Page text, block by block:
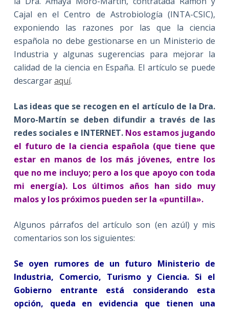
Cajal en el Centro de Astrobiología (INTA-CSIC),
exponiendo las razones por las que la ciencia
española no debe gestionarse en un Ministerio de
Industria y algunas sugerencias para mejorar la
calidad de la ciencia en España. El artículo se puede
descargaraquí.
Las ideas que se recogen en el artículo de la Dra.
Moro-Martín se deben difundir a través de las
redes sociales e INTERNET. Nos estamos jugando
el futuro de la ciencia española (que tiene que
estar en manos de los más jóvenes, entre los
que no me incluyo; pero a los que apoyo con toda
mi energía). Los últimos años han sido muy
malos y los próximos pueden ser la «puntilla».
Algunos párrafos del artículo son (en azúl) y mis
comentarios son los siguientes:
Se oyen rumores de un futuro Ministerio de
Industria, Comercio, Turismo y Ciencia. Si el
Gobierno entrante está considerando esta
opción, queda en evidencia que tienen una